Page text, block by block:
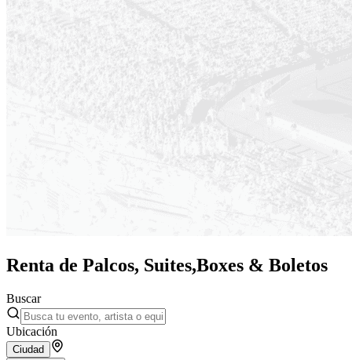
Renta de Palcos, Suites,Boxes & Boletos
Buscar
Ubicación
Ciudad